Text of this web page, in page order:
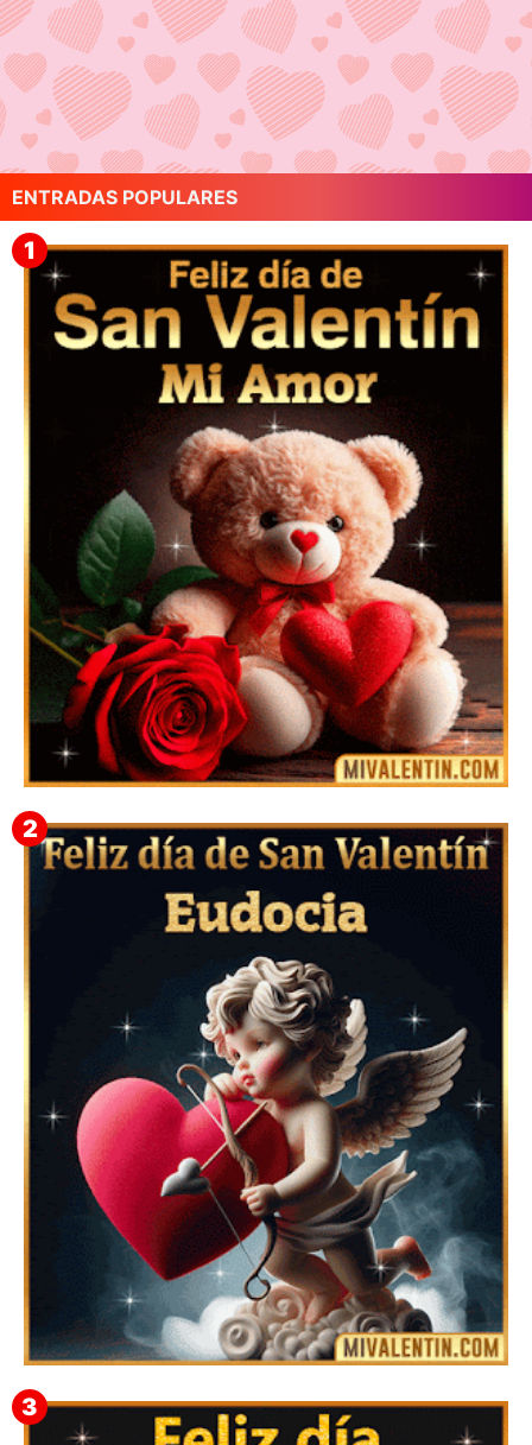
ENTRADAS POPULARES
🎁 Imágenes Gif Personalizadas con Nombres para
San Valentín 2026 💘